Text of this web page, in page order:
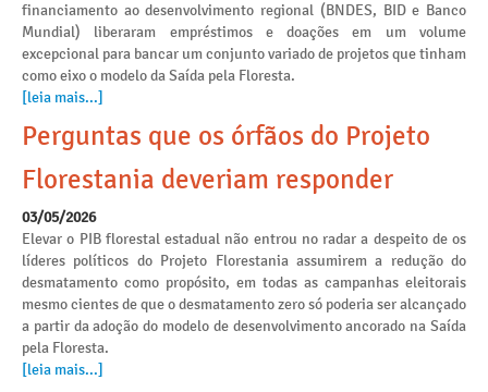
financiamento ao desenvolvimento regional (BNDES, BID e Banco
Mundial) liberaram empréstimos e doações em um volume
excepcional para bancar um conjunto variado de projetos que tinham
como eixo o modelo da Saída pela Floresta.
[leia mais...]
Perguntas que os órfãos do Projeto
Florestania deveriam responder
03/05/2026
Elevar o PIB florestal estadual não entrou no radar a despeito de os
líderes políticos do Projeto Florestania assumirem a redução do
desmatamento como propósito, em todas as campanhas eleitorais
mesmo cientes de que o desmatamento zero só poderia ser alcançado
a partir da adoção do modelo de desenvolvimento ancorado na Saída
pela Floresta.
[leia mais...]